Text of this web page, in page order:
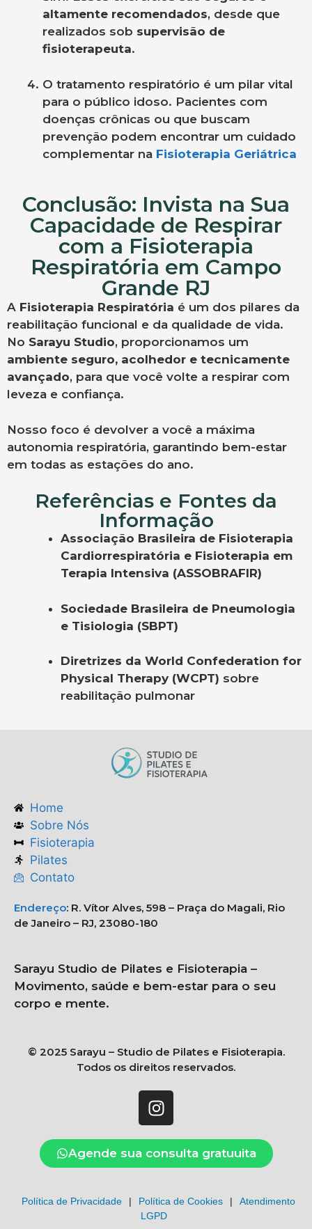
altamente recomendados, desde que
realizados sob supervisão de
fisioterapeuta.
O tratamento respiratório é um pilar vital
para o público idoso. Pacientes com
doenças crônicas ou que buscam
prevenção podem encontrar um cuidado
complementar na Fisioterapia Geriátrica
Conclusão: Invista na Sua
Capacidade de Respirar
com a Fisioterapia
Respiratória em Campo
Grande RJ
A Fisioterapia Respiratória é um dos pilares da
reabilitação funcional e da qualidade de vida.
No Sarayu Studio, proporcionamos um
ambiente seguro, acolhedor e tecnicamente
avançado, para que você volte a respirar com
leveza e confiança.
Nosso foco é devolver a você a máxima
autonomia respiratória, garantindo bem-estar
em todas as estações do ano.
Referências e Fontes da
Informação
Associação Brasileira de Fisioterapia
Cardiorrespiratória e Fisioterapia em
Terapia Intensiva (ASSOBRAFIR)
Sociedade Brasileira de Pneumologia
e Tisiologia (SBPT)
Diretrizes da World Confederation for
Physical Therapy (WCPT) sobre
reabilitação pulmonar
Home
Sobre Nós
Fisioterapia
Pilates
Contato
Endereço: R. Vítor Alves, 598 – Praça do Magali, Rio
de Janeiro – RJ, 23080-180
Sarayu Studio de Pilates e Fisioterapia –
Movimento, saúde e bem-estar para o seu
corpo e mente.
© 2025 Sarayu – Studio de Pilates e Fisioterapia.
Todos os direitos reservados.
Agende sua consulta gratuuita
Política de Privacidade | Política de Cookies |
Atendimento
LGPD